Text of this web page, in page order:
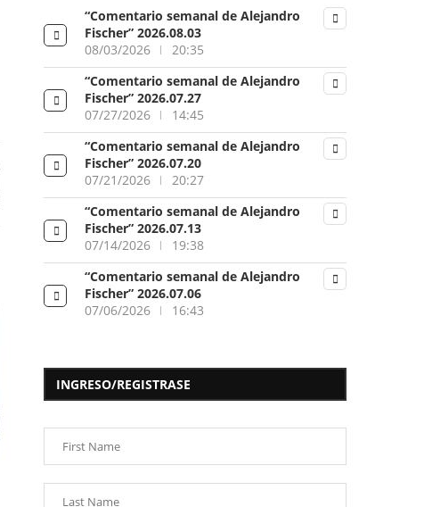
“Comentario semanal de Alejandro
Fischer” 2026.08.03
08/03/2026
20:35
“Comentario semanal de Alejandro
Fischer” 2026.07.27
07/27/2026
14:45
“Comentario semanal de Alejandro
Fischer” 2026.07.20
07/21/2026
20:27
“Comentario semanal de Alejandro
Fischer” 2026.07.13
07/14/2026
19:38
“Comentario semanal de Alejandro
Fischer” 2026.07.06
07/06/2026
16:43
INGRESO/REGISTRASE